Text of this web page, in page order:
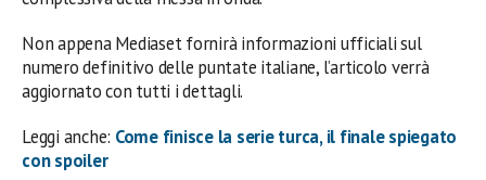
Non appena Mediaset fornirà informazioni ufficiali sul
numero definitivo delle puntate italiane, l’articolo verrà
aggiornato con tutti i dettagli.
Leggi anche: Come finisce la serie turca, il finale spiegato
con spoiler